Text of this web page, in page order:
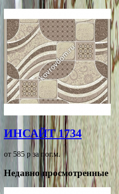
ИНСАЙТ 1734
от 585 pза пог.м.
Недавно просмотренные